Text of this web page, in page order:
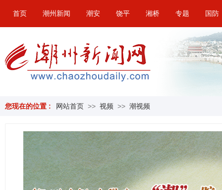
首页 潮州新闻 潮安 饶平 湘桥 专题 国防
您现在的位置 : 网站首页 >> 视频 >> 潮视频